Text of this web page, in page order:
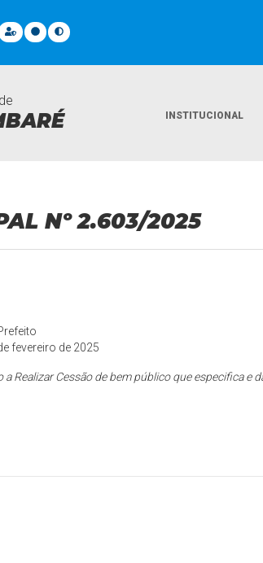
INSTITUCIONAL
Nº 2.603/2025
fevereiro de 2025
Realizar Cessão de bem público que especifica e